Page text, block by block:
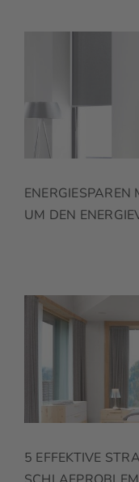
ENERGIESPAREN
UM DEN
5 EFFEKTIVE